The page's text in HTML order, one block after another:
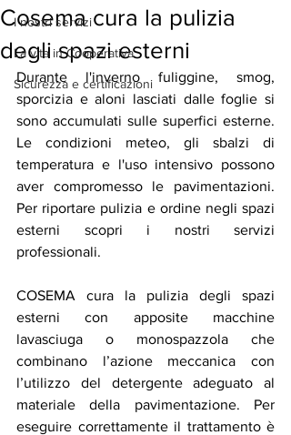
I nostri servizi
La vita in Cooperativa
Sicurezza e certificazioni
Cosema cura la pulizia
degli spazi esterni
Durante l'inverno fuliggine, smog,
sporcizia e aloni lasciati dalle foglie si
sono accumulati sulle superfici esterne.
Le condizioni meteo, gli sbalzi di
temperatura e l'uso intensivo possono
aver compromesso le pavimentazioni.
Per riportare pulizia e ordine negli spazi
esterni scopri i nostri servizi
professionali.
COSEMA cura la pulizia degli spazi
esterni con apposite macchine
lavasciuga o monospazzola che
combinano l’azione meccanica con
l’utilizzo del detergente adeguato al
materiale della pavimentazione. Per
eseguire correttamente il trattamento è